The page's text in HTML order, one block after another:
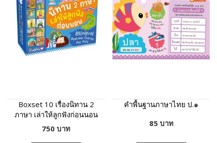
Boxset 10 เรื่องนิทาน 2
ภาษา เล่าให้ลูกฟังก่อนนอน
(กล่องฟ้า)
750 บาท
คำพื้นฐานภาษาไทย ป.๑
85 บาท